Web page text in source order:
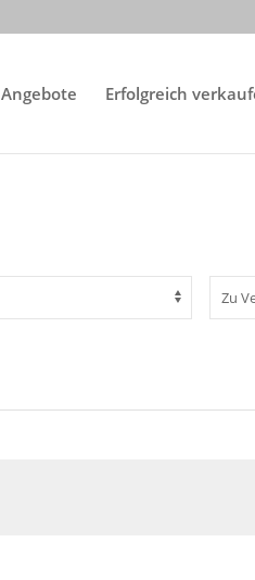
Angebote Erfolgreich